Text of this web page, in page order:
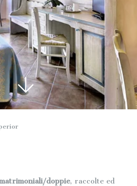
doppie, raccolte ed